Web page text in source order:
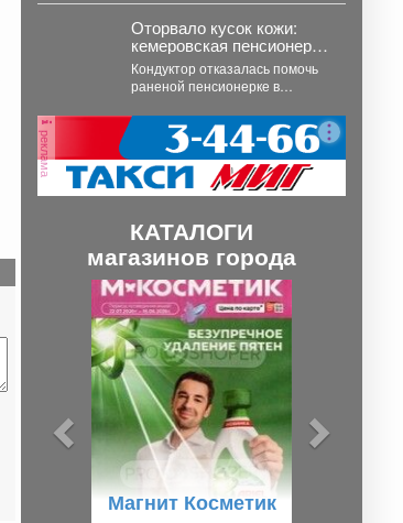
Оторвало кусок кожи:
кемеровская пенсионерка
истекала кровью в
автобусе
Кондуктор отказалась помочь
раненой пенсионерке в
Инцидентом
заинтересовались СК РФ.
Следственный комитет...
реклама
КАТАЛОГИ
магазинов города
Магнит Косметик